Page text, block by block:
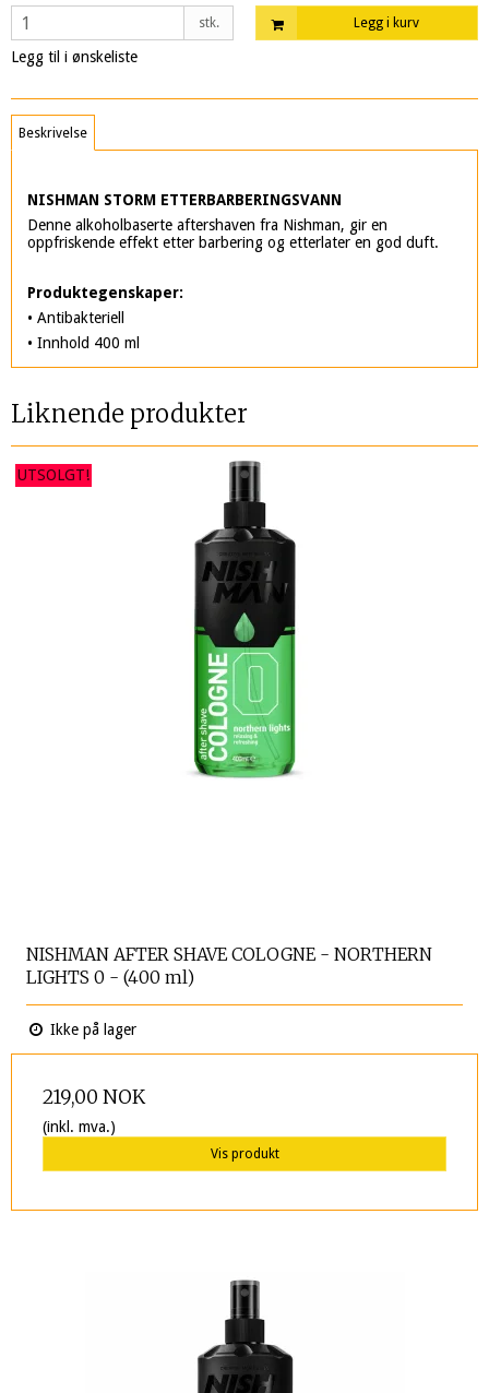
stk. Legg i kurv
Legg til i ønskeliste
Beskrivelse
NISHMAN STORM ETTERBARBERINGSVANN
Denne alkoholbaserte aftershaven fra Nishman, gir en
oppfriskende effekt etter barbering og etterlater en god duft.
Produktegenskaper:
• Antibakteriell
• Innhold 400 ml
Liknende produkter
UTSOLGT!
NISHMAN AFTER SHAVE COLOGNE - NORTHERN
LIGHTS 0 - (400 ml)
Ikke på lager
219,00 NOK
(inkl. mva.)
Vis produkt